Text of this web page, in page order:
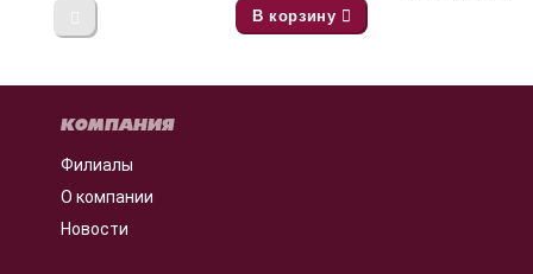
В корзину
КОМПАНИЯ
Филиалы
О компании
Новости